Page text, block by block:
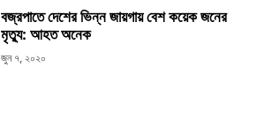
বজ্রপাতে দেশের ভিন্ন জায়গায় বেশ কয়েক জনের
মৃত্যু: আহত অনেক
জুন ৭, ২০২০